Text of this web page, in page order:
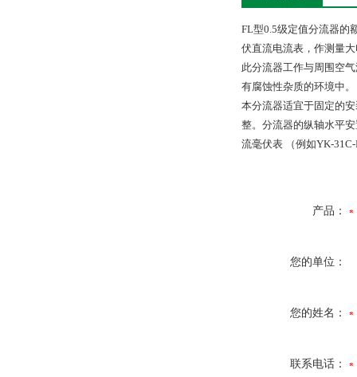
FL型0.5级定值分流器的
伏直流电流表，作测量
此分流器工作与周围空
有腐蚀性杂质的环境中。
本分流器适宜于固定的
整。分流器的纵轴水平
流毫伏表 （例如YK-
产品：
您的单位：
您的姓名：
联系电话：